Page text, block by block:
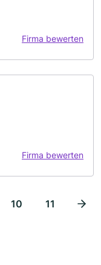
Firma bewerten
Firma bewerten
10 11